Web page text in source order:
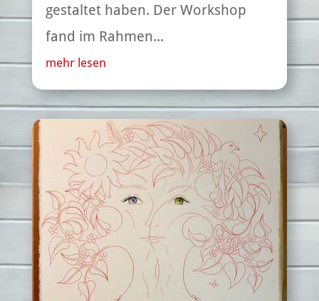
gestaltet haben. Der Workshop
fand im Rahmen...
mehr lesen